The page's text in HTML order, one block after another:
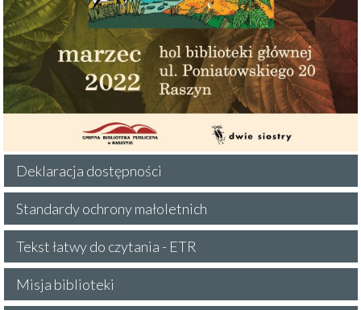
Deklaracja dostępności
Standardy ochrony małoletnich
Tekst łatwy do czytania - ETR
Misja biblioteki